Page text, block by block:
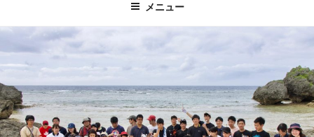
ス
メニュー